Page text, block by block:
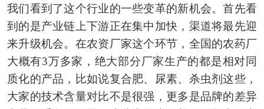
我们看到了这个行业的一些变革的新机会。首先看
到的是产业链上下游正在集中加快，渠道将最先迎
来升级机会。在农资厂家这个环节，全国的农药厂
大概有3万多家，绝大部分厂家生产的都是相对同
质化的产品，比如说复合肥、尿素、杀虫剂这些，
大家的技术含量对比不是很强，更多是品牌的差异